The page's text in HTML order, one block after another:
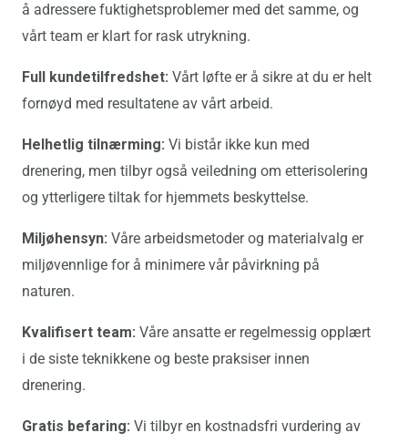
å adressere fuktighetsproblemer med det samme, og
vårt team er klart for rask utrykning.
Full kundetilfredshet: Vårt løfte er å sikre at du er helt
fornøyd med resultatene av vårt arbeid.
Helhetlig tilnærming: Vi bistår ikke kun med
drenering, men tilbyr også veiledning om etterisolering
og ytterligere tiltak for hjemmets beskyttelse.
Miljøhensyn: Våre arbeidsmetoder og materialvalg er
miljøvennlige for å minimere vår påvirkning på
naturen.
Kvalifisert team: Våre ansatte er regelmessig opplært
i de siste teknikkene og beste praksiser innen
drenering.
Gratis befaring: Vi tilbyr en kostnadsfri vurdering av